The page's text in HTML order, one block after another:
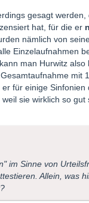
gesagt
hat, für die er
nämlich von
Einzelaufnahmen
man Hurwitz also
mit
für einige Sinfonien
sie wirklich so gut
im Sinne von
Allein, was